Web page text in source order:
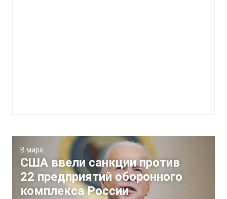
В мире
США ввели санкции против
22 предприятий оборонного
комплекса России